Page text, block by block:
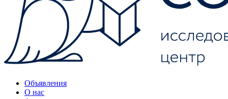
Объявления
О нас